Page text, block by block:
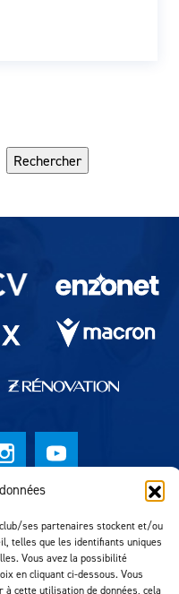
ses partenaires stockent et/ou
telles que les identifiants uniques
Vous avez la possibilité
en cliquant ci-dessous. Vous
cette utilisation de données, cela
Rechercher